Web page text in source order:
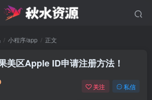
小程序/app 正文
美区Apple ID申请注册方法！
关注 私信